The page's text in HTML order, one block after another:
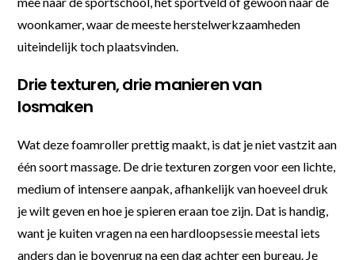
woonkamer, waar de meeste herstelwerkzaamheden
uiteindelijk toch plaatsvinden.
Drie texturen, drie manieren van
losmaken
Wat deze foamroller prettig maakt, is dat je niet vastzit aan
één soort massage. De drie texturen zorgen voor een lichte,
medium of intensere aanpak, afhankelijk van hoeveel druk
je wilt geven en hoe je spieren eraan toe zijn. Dat is handig,
want je kuiten vragen na een hardloopsessie meestal iets
anders dan je bovenrug na een dag achter een bureau. Je